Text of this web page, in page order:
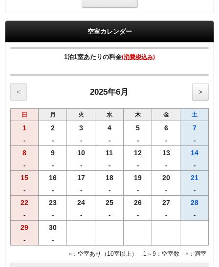
会場：2階レストラン 6:30～10：00
【客室のご案内】
●高速インターネット回線（有線ＬＡＮ接続／無料）
●ベッドは、ゆったりワイドベッド採用。 （Serta製マットレス採
用）
●プリペイドカード式ＶＯＤシステム（1泊1000円／150タイトル見放
題）
■福岡市条例により2020年4月1日宿泊者1人1泊につき，以下のとおり
となります。
宿泊料金2万円以上 500円（うち県税50円）
※福岡市宿泊税はプラン料金に含まれておりません。
空室カレンダー
1泊1室あたりの料金(消費税込み)
< 2025年6月 >
日 月 火 水 木 金 土
1
-
2
-
3
-
4
-
5
-
6
-
7
-
8
-
9
-
10
-
11
-
12
-
13
-
14
-
15
-
16
-
17
-
18
-
19
-
20
-
21
-
22
-
23
-
24
-
25
-
26
-
27
-
28
-
29
-
30
-
○：空室あり（10室以上） 1～9：空室数 ×：満室